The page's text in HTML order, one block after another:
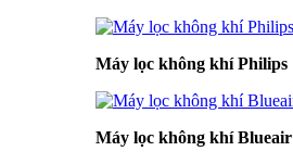
Máy lọc không khí Philips
Máy lọc không khí Blueair